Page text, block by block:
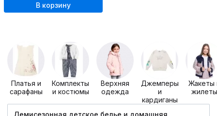
В корзину
Платья и
сарафаны
Комплекты
и костюмы
Верхняя
одежда
Джемперы
и
кардиганы
Жакеты
жилеты
Демисезонная детское белье и домашняя